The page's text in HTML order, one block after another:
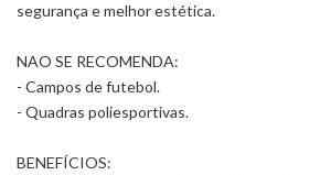
segurança e melhor estética.
NAO SE RECOMENDA:
- Campos de futebol.
- Quadras poliesportivas.
BENEFÍCIOS: